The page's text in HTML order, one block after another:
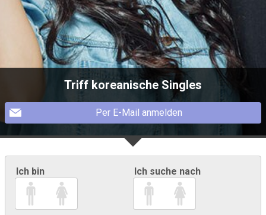
Triff koreanische Singles
Per E-Mail anmelden
Ich bin Ich suche nach